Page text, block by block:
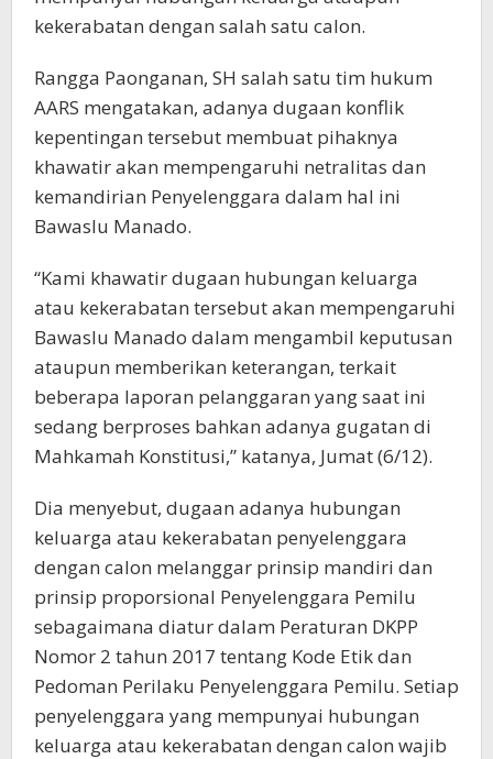
kekerabatan dengan salah satu calon.
Rangga Paonganan, SH salah satu tim hukum
AARS mengatakan, adanya dugaan konflik
kepentingan tersebut membuat pihaknya
khawatir akan mempengaruhi netralitas dan
kemandirian Penyelenggara dalam hal ini
Bawaslu Manado.
“Kami khawatir dugaan hubungan keluarga
atau kekerabatan tersebut akan mempengaruhi
Bawaslu Manado dalam mengambil keputusan
ataupun memberikan keterangan, terkait
beberapa laporan pelanggaran yang saat ini
sedang berproses bahkan adanya gugatan di
Mahkamah Konstitusi,” katanya, Jumat (6/12).
Dia menyebut, dugaan adanya hubungan
keluarga atau kekerabatan penyelenggara
dengan calon melanggar prinsip mandiri dan
prinsip proporsional Penyelenggara Pemilu
sebagaimana diatur dalam Peraturan DKPP
Nomor 2 tahun 2017 tentang Kode Etik dan
Pedoman Perilaku Penyelenggara Pemilu. Setiap
penyelenggara yang mempunyai hubungan
keluarga atau kekerabatan dengan calon wajib